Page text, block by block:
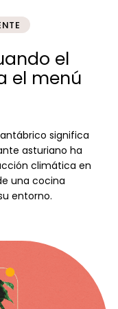
el
el menú
significa
asturiano ha
climática en
una cocina
entorno.